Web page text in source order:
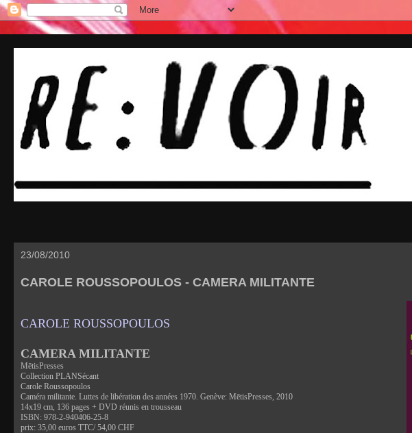
23/08/2010
CAROLE ROUSSOPOULOS - CAMERA MILITANTE
CAROLE ROUSSOPOULOS
CAMERA MILITANTE
MētisPresses
Collection PLANSécant
Carole Roussopoulos
Caméra militante. Luttes de libération des années 1970. Genève: MētisPresses, 2010
14x19 cm, 136 pages + DVD réunis en trousseau
ISBN: 978-2-940406-25-8
prix: 35,00 euros TTC/ 54,00 CHF